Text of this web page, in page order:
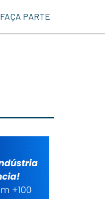
FAÇA PARTE